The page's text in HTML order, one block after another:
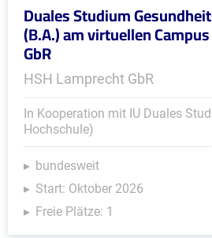
Duales Studium
(B.A.) am virtuellen
GbR
HSH Lamprecht GbR
In Kooperation mit IU Duales
Hochschule)
bundesweit
Start: Oktober 2026
Freie Plätze: 1